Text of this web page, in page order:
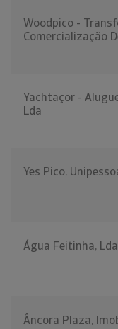
Woodpico -
Comercialização
Yachtaçor -
Lda
Yes Pico,
Água Feitinha, Lda
Âncora Plaza,